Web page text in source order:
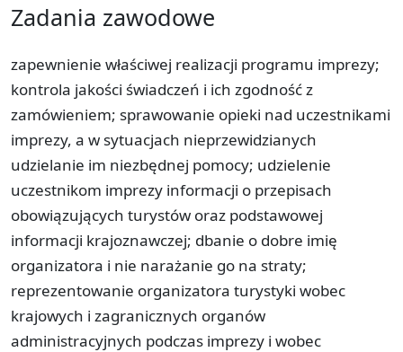
Zadania zawodowe
zapewnienie właściwej realizacji programu imprezy;
kontrola jakości świadczeń i ich zgodność z
zamówieniem; sprawowanie opieki nad uczestnikami
imprezy, a w sytuacjach nieprzewidzianych
udzielanie im niezbędnej pomocy; udzielenie
uczestnikom imprezy informacji o przepisach
obowiązujących turystów oraz podstawowej
informacji krajoznawczej; dbanie o dobre imię
organizatora i nie narażanie go na straty;
reprezentowanie organizatora turystyki wobec
krajowych i zagranicznych organów
administracyjnych podczas imprezy i wobec